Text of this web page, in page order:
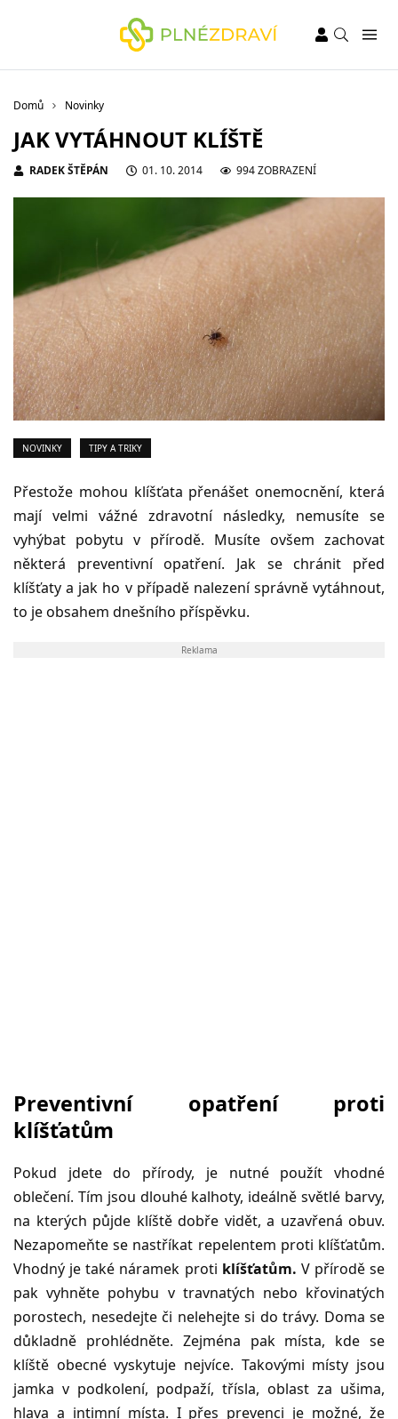
Domů Novinky
JAK VYTÁHNOUT KLÍŠTĚ
RADEK ŠTĚPÁN 01. 10. 2014 994 ZOBRAZENÍ
NOVINKY TIPY A TRIKY
Přestože mohou klíšťata přenášet onemocnění, která
mají velmi vážné zdravotní následky, nemusíte se
vyhýbat pobytu v přírodě. Musíte ovšem zachovat
některá preventivní opatření. Jak se chránit před
klíšťaty a jak ho v případě nalezení správně vytáhnout,
to je obsahem dnešního příspěvku.
Reklama
Preventivní opatření proti
klíšťatům
Pokud jdete do přírody, je nutné použít vhodné
oblečení. Tím jsou dlouhé kalhoty, ideálně světlé barvy,
na kterých půjde klíště dobře vidět, a uzavřená obuv.
Nezapomeňte se nastříkat repelentem proti klíšťatům.
Vhodný je také náramek proti klíšťatům. V přírodě se
pak vyhněte pohybu v travnatých nebo křovinatých
porostech, nesedejte či nelehejte si do trávy. Doma se
důkladně prohlédněte. Zejména pak místa, kde se
klíště obecné vyskytuje nejvíce. Takovými místy jsou
jamka v podkolení, podpaží, třísla, oblast za ušima,
hlava a intimní místa. I přes prevenci je možné, že